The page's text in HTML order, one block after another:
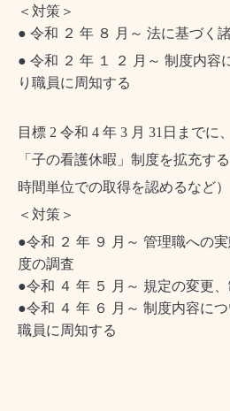
＜対策＞
● 令和 ２ 年 ８ 月～ 法に基づく
● 令和 ２ 年 １ ２ 月～ 制度内容
り職員に周知する
目標 2 令和 4 年 3 月 31日までに、
「子の看護休暇」制度を拡充す
時間単位での取得を認めるなど）
＜対策＞
●令和 ２ 年 ９ 月～ 管理職への
度の調査
●令和 ４ 年 ５ 月～ 規定の変更
●令和 ４ 年 ６ 月～ 制度内容に
職員に周知する